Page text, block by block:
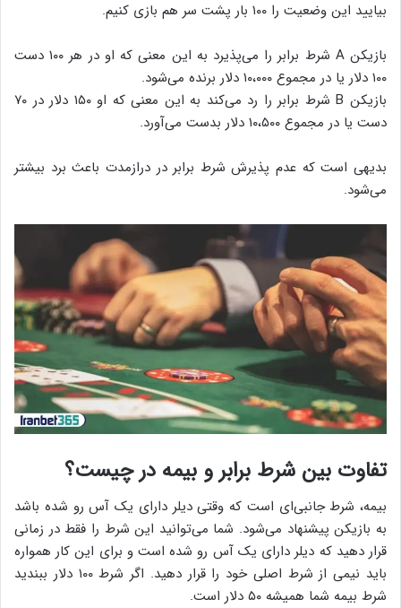
بیایید این وضعیت را ۱۰۰ بار پشت سر هم بازی کنیم.
بازیکن A شرط برابر را می‌پذیرد به این معنی که او در هر ۱۰۰ دست
۱۰۰ دلار یا در مجموع ۱۰،۰۰۰ دلار برنده می‌شود.
بازیکن B شرط برابر را رد می‌کند به این معنی که او ۱۵۰ دلار در ۷۰
دست یا در مجموع ۱۰،۵۰۰ دلار بدست می‌آورد.
بدیهی است که عدم پذیرش شرط برابر در درازمدت باعث برد بیشتر
می‌شود.
تفاوت بین شرط برابر و بیمه در چیست؟
بیمه، شرط جانبی‌ای است که وقتی دیلر دارای یک آس رو شده باشد
به بازیکن پیشنهاد می‌شود. شما می‌توانید این شرط را فقط در زمانی
قرار دهید که دیلر دارای یک آس رو شده است و برای این کار همواره
باید نیمی ‌از شرط اصلی خود را قرار دهید. اگر شرط ۱۰۰ دلار ببندید
شرط بیمه شما همیشه ۵۰ دلار است.